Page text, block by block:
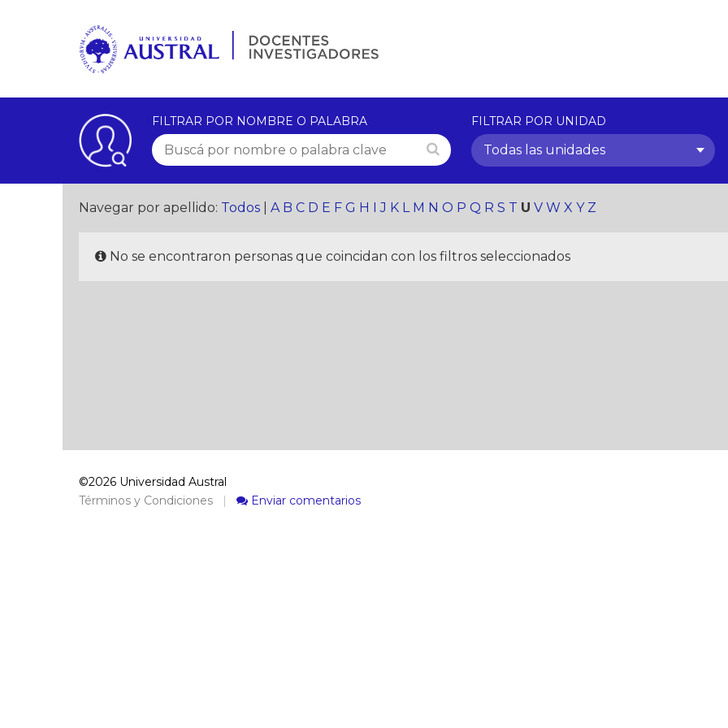
FILTRAR POR NOMBRE O PALABRA FILTRAR POR UNIDAD
Todas las unidades
Navegar por apellido: Todos A B C D E F G H I J K L M N O P Q R S T U V W X Y Z
No se encontraron personas que coincidan con los filtros seleccionados
©2026 Universidad Austral
Términos y Condiciones | Enviar comentarios